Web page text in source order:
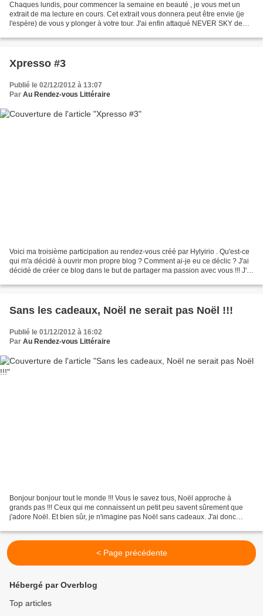
Chaques lundis, pour commencer la semaine en beauté , je vous met un
extrait de ma lecture en cours. Cet extrait vous donnera peut être envie (je
l'espère) de vous y plonger à votre tour. J'ai enfin attaqué NEVER SKY de
Xpresso #3
Publié le 02/12/2012 à 13:07
Par Au Rendez-vous Littéraire
Voici ma troisième participation au rendez-vous créé par Hylyirio . Qu'est-ce
qui m'a décidé à ouvrir mon propre blog ? Comment ai-je eu ce déclic ? J'ai
décidé de créer ce blog dans le but de partager ma passion avec vous !!! J'ai
Sans les cadeaux, Noël ne serait pas Noël !!!
Publié le 01/12/2012 à 16:02
Par Au Rendez-vous Littéraire
Bonjour bonjour tout le monde !!! Vous le savez tous, Noël approche à
grands pas !!! Ceux qui me connaissent un petit peu savent sûrement que
j'adore Noël. Et bien sûr, je n'imagine pas Noël sans cadeaux. J'ai donc
< Page précédente
Hébergé par Overblog
Top articles